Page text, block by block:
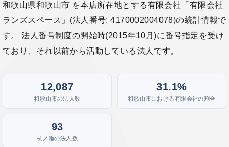
和歌山県和歌山市 を本店所在地とする有限会社「有限会社
ランズスペース」(法人番号: 4170002004078)の統計情報で
す。 法人番号制度の開始時(2015年10月)に番号指定を受け
ており、それ以前から活動している法人です。
12,087
和歌山市の法人数
31.1%
和歌山市における有限会社の割合
93
杭ノ瀬の法人数